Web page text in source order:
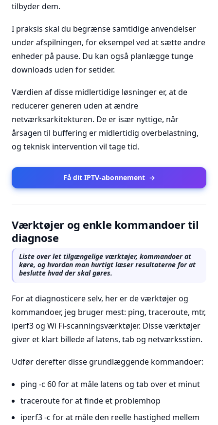
tilbyder dem.
I praksis skal du begrænse samtidige anvendelser
under afspilningen, for eksempel ved at sætte andre
enheder på pause. Du kan også planlægge tunge
downloads uden for setider.
Værdien af disse midlertidige løsninger er, at de
reducerer generen uden at ændre
netværksarkitekturen. De er især nyttige, når
årsagen til buffering er midlertidig overbelastning,
og teknisk intervention vil tage tid.
Få dit IPTV-abonnement →
Værktøjer og enkle kommandoer til
diagnose
Liste over let tilgængelige værktøjer, kommandoer at
køre, og hvordan man hurtigt læser resultaterne for at
beslutte hvad der skal gøres.
For at diagnosticere selv, her er de værktøjer og
kommandoer, jeg bruger mest: ping, traceroute, mtr,
iperf3 og Wi Fi-scanningsværktøjer. Disse værktøjer
giver et klart billede af latens, tab og netværksstien.
Udfør derefter disse grundlæggende kommandoer:
ping -c 60for at måle latens og tab over et minut
traceroutefor at finde et problemhop
iperf3 -c for at måle den reelle hastighed mellem